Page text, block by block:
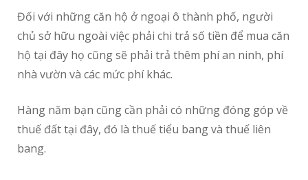
Đối với những căn hộ ở ngoại ô thành phố, người
chủ sở hữu ngoài việc phải chi trả số tiền để mua căn
hộ tại đây họ cũng sẽ phải trả thêm phí an ninh, phí
nhà vườn và các mức phí khác.
Hàng năm bạn cũng cần phải có những đóng góp về
thuế đất tại đây, đó là thuế tiểu bang và thuế liên
bang.